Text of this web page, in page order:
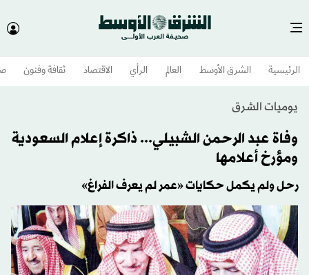
الرئيسية الشرق الأوسط​ العالم الرأي الاقتصاد ثقافة وفنون
يوميات الشرق
وفاة عبد الرحمن الشبيلي... ذاكرة إعلام السعودية
ومؤرخ أعلامها
رحل ولم يكمل حكايات «عمر لم يعرف الفراغ»